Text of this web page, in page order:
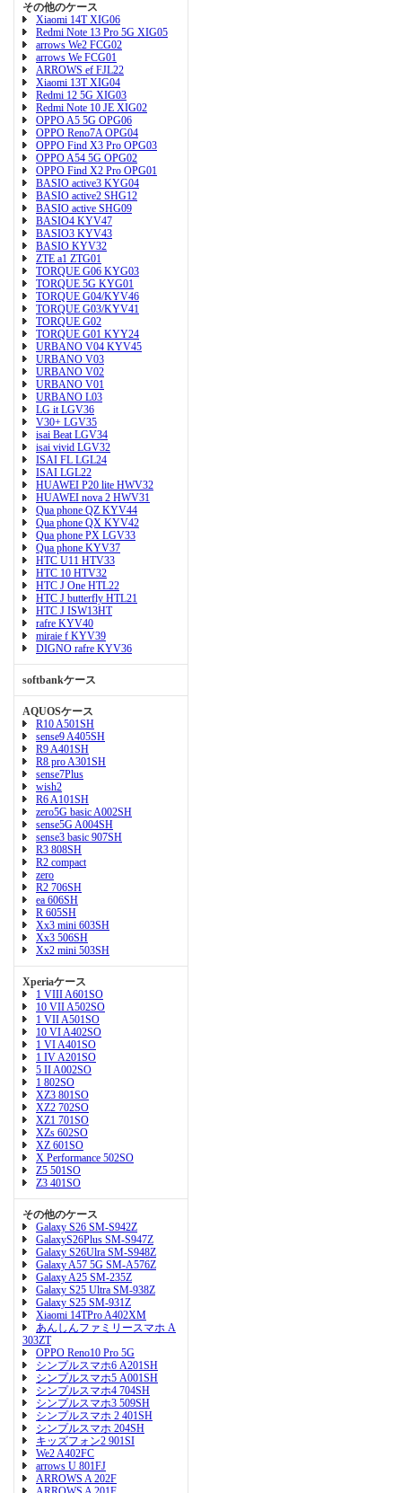
その他のケース
Xiaomi 14T XIG06
Redmi Note 13 Pro 5G XIG05
arrows We2 FCG02
arrows We FCG01
ARROWS ef FJL22
Xiaomi 13T XIG04
Redmi 12 5G XIG03
Redmi Note 10 JE XIG02
OPPO A5 5G OPG06
OPPO Reno7A OPG04
OPPO Find X3 Pro OPG03
OPPO A54 5G OPG02
OPPO Find X2 Pro OPG01
BASIO active3 KYG04
BASIO active2 SHG12
BASIO active SHG09
BASIO4 KYV47
BASIO3 KYV43
BASIO KYV32
ZTE a1 ZTG01
TORQUE G06 KYG03
TORQUE 5G KYG01
TORQUE G04/KYV46
TORQUE G03/KYV41
TORQUE G02
TORQUE G01 KYY24
URBANO V04 KYV45
URBANO V03
URBANO V02
URBANO V01
URBANO L03
LG it LGV36
V30+ LGV35
isai Beat LGV34
isai vivid LGV32
ISAI FL LGL24
ISAI LGL22
HUAWEI P20 lite HWV32
HUAWEI nova 2 HWV31
Qua phone QZ KYV44
Qua phone QX KYV42
Qua phone PX LGV33
Qua phone KYV37
HTC U11 HTV33
HTC 10 HTV32
HTC J One HTL22
HTC J butterfly HTL21
HTC J ISW13HT
rafre KYV40
miraie f KYV39
DIGNO rafre KYV36
softbankケース
AQUOSケース
R10 A501SH
sense9 A405SH
R9 A401SH
R8 pro A301SH
sense7Plus
wish2
R6 A101SH
zero5G basic A002SH
sense5G A004SH
sense3 basic 907SH
R3 808SH
R2 compact
zero
R2 706SH
ea 606SH
R 605SH
Xx3 mini 603SH
Xx3 506SH
Xx2 mini 503SH
Xperiaケース
1 VIII A601SO
10 VII A502SO
1 VII A501SO
10 VI A402SO
1 VI A401SO
1 IV A201SO
5 II A002SO
1 802SO
XZ3 801SO
XZ2 702SO
XZ1 701SO
XZs 602SO
XZ 601SO
X Performance 502SO
Z5 501SO
Z3 401SO
その他のケース
Galaxy S26 SM-S942Z
GalaxyS26Plus SM-S947Z
Galaxy S26Ulra SM-S948Z
Galaxy A57 5G SM-A576Z
Galaxy A25 SM-235Z
Galaxy S25 Ultra SM-938Z
Galaxy S25 SM-931Z
Xiaomi 14TPro A402XM
あんしんファミリースマホ A
303ZT
OPPO Reno10 Pro 5G
シンプルスマホ6 A201SH
シンプルスマホ5 A001SH
シンプルスマホ4 704SH
シンプルスマホ3 509SH
シンプルスマホ 2 401SH
シンプルスマホ 204SH
キッズフォン2 901SI
We2 A402FC
arrows U 801FJ
ARROWS A 202F